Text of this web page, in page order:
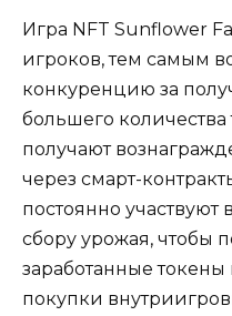
Игра NFT Sunflower
игроков, тем самым
конкуренцию за
большего
получают
через смарт-
постоянно участвуют
сбору урожая, чтобы
заработанные
покупки